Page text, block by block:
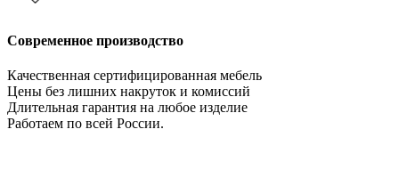
Современное производство
Качественная сертифицированная мебель
Цены без лишних накруток и комиссий
Длительная гарантия на любое изделие
Работаем по всей России.